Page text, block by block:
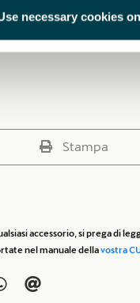
necessary cookies
da reti da pesca
usati).
Stampa
accessorio, si prega di
nel manuale dellavostra